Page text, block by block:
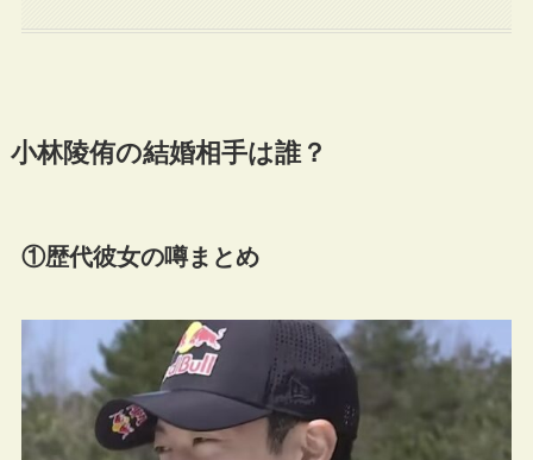
小林陵侑の結婚相手は誰？
①歴代彼女の噂まとめ